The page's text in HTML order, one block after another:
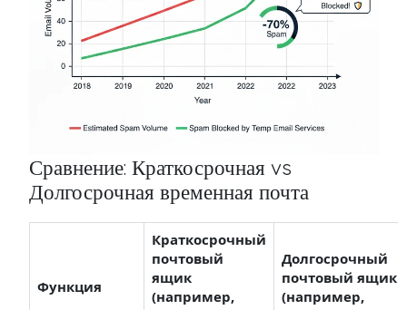
Сравнение: Краткосрочная vs
Долгосрочная временная почта
Функция
Краткосрочный
почтовый
ящик
(например,
Долгосрочный
почтовый ящик
(например,